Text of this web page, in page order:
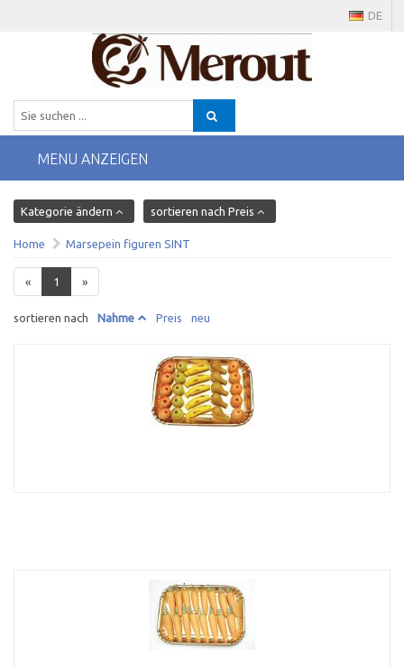
DE
MENU ANZEIGEN
Kategorie ändern sortieren nach Preis
Home Marsepein figuren SINT
« 1 »
sortieren nach Nahme Preis neu